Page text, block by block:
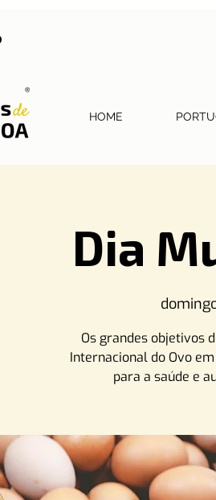
HOME
Dia
Os grandes objetivos
Internacional do Ovo
para a saúde e